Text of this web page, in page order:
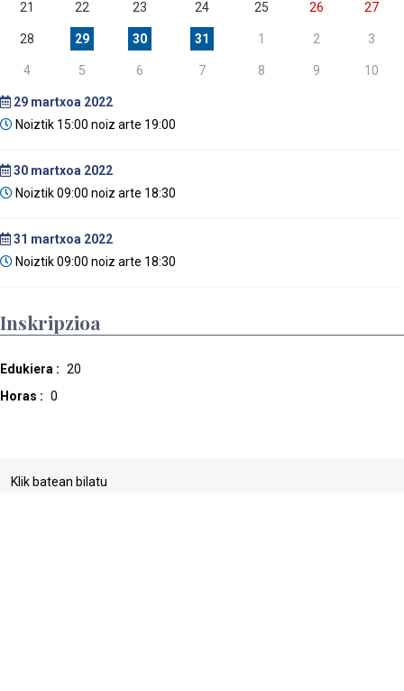
21 22 23 24 25 26 27
28 29 30 31 1 2 3
4 5 6 7 8 9 10
29 martxoa 2022
Noiztik 15:00 noiz arte 19:00
30 martxoa 2022
Noiztik 09:00 noiz arte 18:30
31 martxoa 2022
Noiztik 09:00 noiz arte 18:30
Inskripzioa
Edukiera : 20
Horas : 0
Klik batean bilatu